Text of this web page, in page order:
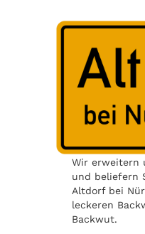
Wir erweitern
und beliefern
Altdorf bei
leckeren
Backwut.